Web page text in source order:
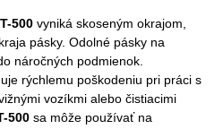
500 vyniká skoseným okrajom,
pásky. Odolné pásky na
náročných podmienok.
rýchlemu poškodeniu pri práci s
vozíkmi alebo čistiacimi
500 sa môže používať na